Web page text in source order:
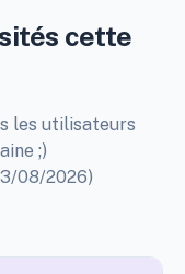
cette
les utilisateurs
;)
08/2026)